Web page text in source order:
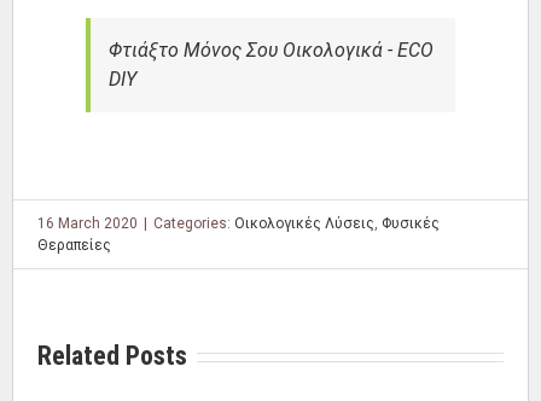
Φτιάξτο Μόνος Σου Οικολογικά - ECO
DIY
16 March 2020 Categories: Οικολογικές Λύσεις, Φυσικές
Θεραπείες
Related Posts